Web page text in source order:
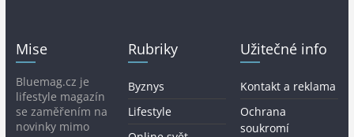
Mise
Bluemag.cz je
lifestyle magazín
se zaměřením na
novinky mimo
Rubriky
Byznys
Lifestyle
Užitečné info
Kontakt a reklama
Ochrana
soukromí